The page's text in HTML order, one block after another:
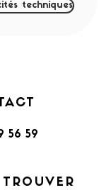
techniques
56 59